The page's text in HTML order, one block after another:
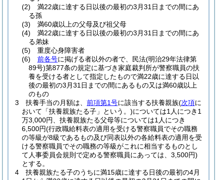
(2)
満22歳に達する日以後の最初の3月31日までの間にあ
る孫
(3)
満60歳以上の父母及び祖父母
(4)
満22歳に達する日以後の最初の3月31日までの間にあ
る弟妹
(5)
重度心身障害者
(6)
前各号に掲げる者以外の者で、民法(明治29年法律第
89号)第877条の規定に基づき家庭裁判所が警察職員の扶
養を受ける者として指定したもので満22歳に達する日以
後の最初の3月31日までの間にあるもの又は満60歳以上
のもの
3
扶養手当の月額は、 前項第1号に該当する扶養親族(次項に
おいて「扶養親族たる子」という。)については1人につき1
万3,000円、扶養親族たる父母等については1人につき
6,500円(行政職給料表の適用を受ける警察職員でその職務
の等級が8級であるもの及び同表以外の各給料表の適用を受
ける警察職員でその職務の等級がこれに相当するものとし
て人事委員会規則で定める警察職員にあっては、3,500円)
とする。
4
扶養親族たる子のうちに満15歳に達する日後の最初の4月